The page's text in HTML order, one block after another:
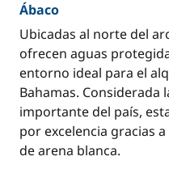
Ábaco
Ubicadas al norte del
ofrecen aguas
entorno ideal para el
Bahamas. Considerada
importante del país,
por excelencia gracias
de arena blanca.